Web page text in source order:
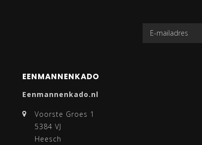
EENMANNENKADO
Eenmannenkado.nl
Voorste Groes 1
5384 VJ
Heesch